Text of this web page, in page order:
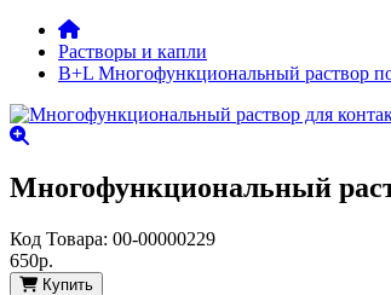
Растворы и капли
B+L Многофункциональный раствор
Многофункциональный
Код Товара: 00-00000229
650р.
Купить